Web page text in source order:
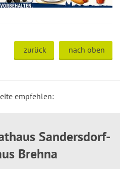
zurück nach oben
empfehlen:
Sandersdorf-
Brehna